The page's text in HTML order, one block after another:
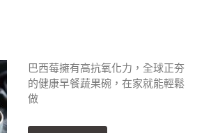
巴西莓擁有高抗氧化力，全球正夯
的健康早餐蔬果碗，在家就能輕鬆
做